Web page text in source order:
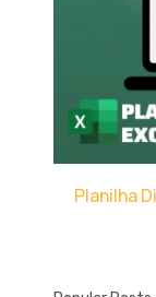
Planilha